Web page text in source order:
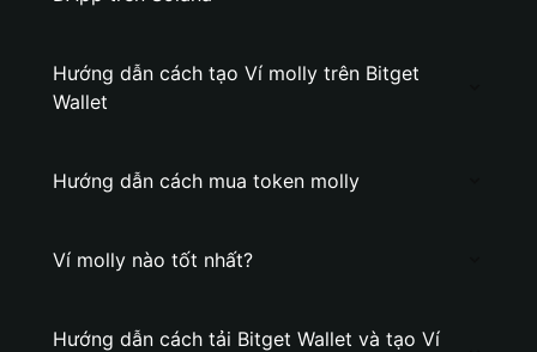
Hướng dẫn cách tạo Ví molly trên Bitget
Wallet
Hướng dẫn cách mua token molly
Ví molly nào tốt nhất?
Hướng dẫn cách tải Bitget Wallet và tạo Ví